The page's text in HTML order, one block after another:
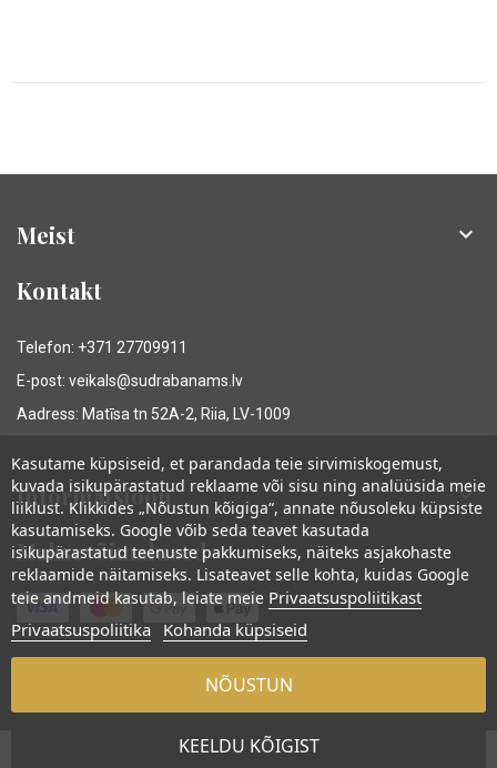
Meist 
Kontakt
Telefon: +371 27709911
E-post: veikals@sudrabanams.lv
Aadress: Matīsa tn 52A-2, Riia, LV-1009
Informatsioon 
Maksevõimalused
© Sudraba Nams. All rights reserved.
Kasutame küpsiseid, et parandada teie sirvimiskogemust,
kuvada isikupärastatud reklaame või sisu ning analüüsida meie
liiklust. Klikkides „Nõustun kõigiga“, annate nõusoleku küpsiste
kasutamiseks. Google võib seda teavet kasutada
isikupärastatud teenuste pakkumiseks, näiteks asjakohaste
reklaamide näitamiseks. Lisateavet selle kohta, kuidas Google
teie andmeid kasutab, leiate meie Privaatsuspoliitikast
Privaatsuspoliitika Kohanda küpsiseid
KEELDU KÕIGIST
NÕUSTUN